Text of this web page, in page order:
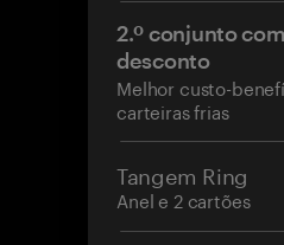
2.º conjunto
desconto
Melhor custo-
carteiras frias
Tangem Ring
Anel e 2 cartões